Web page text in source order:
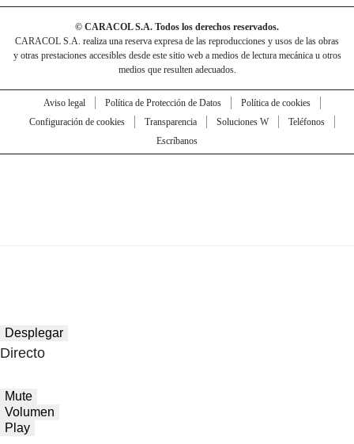
© CARACOL S.A. Todos los derechos reservados.
CARACOL S.A. realiza una reserva expresa de las reproducciones y usos de las obras
y otras prestaciones accesibles desde este sitio web a medios de lectura mecánica u otros
medios que resulten adecuados.
Aviso legal Política de Protección de Datos
Política de cookies
Configuración de cookies
Transparencia Soluciones W
Teléfonos
Escríbanos
Desplegar
Directo
Mute
Volumen
Play